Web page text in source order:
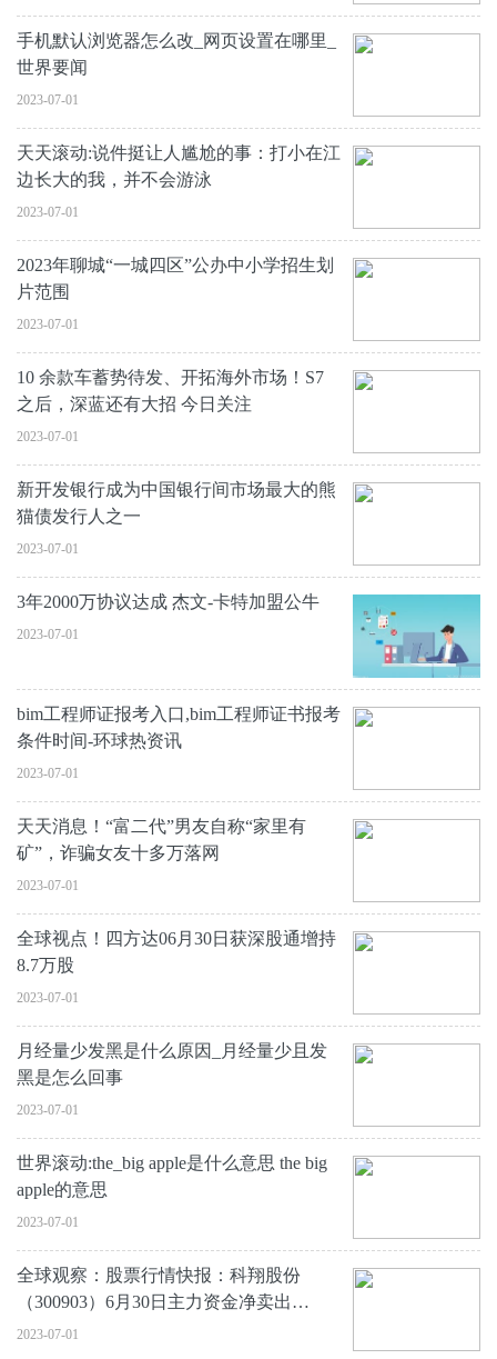
手机默认浏览器怎么改_网页设置在哪里_
世界要闻
2023-07-01
天天滚动:说件挺让人尴尬的事：打小在江
边长大的我，并不会游泳
2023-07-01
2023年聊城“一城四区”公办中小学招生划
片范围
2023-07-01
10 余款车蓄势待发、开拓海外市场！S7
之后，深蓝还有大招 今日关注
2023-07-01
新开发银行成为中国银行间市场最大的熊
猫债发行人之一
2023-07-01
3年2000万协议达成 杰文-卡特加盟公牛
2023-07-01
bim工程师证报考入口,bim工程师证书报考
条件时间-环球热资讯
2023-07-01
天天消息！“富二代”男友自称“家里有
矿”，诈骗女友十多万落网
2023-07-01
全球视点！四方达06月30日获深股通增持
8.7万股
2023-07-01
月经量少发黑是什么原因_月经量少且发
黑是怎么回事
2023-07-01
世界滚动:the_big apple是什么意思 the big
apple的意思
2023-07-01
全球观察：股票行情快报：科翔股份
（300903）6月30日主力资金净卖出
1114.12万元
2023-07-01